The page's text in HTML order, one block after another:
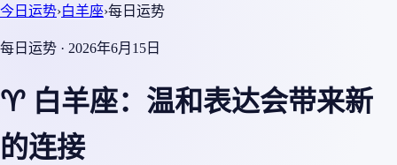
今日运势›白羊座›每日运势
每日运势 · 2026年6月15日
♈ 白羊座：温和表达会带来新
的连接